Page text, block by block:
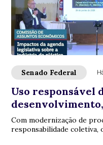
Senado Federal
Uso responsável
Com modernização de
responsabilidade